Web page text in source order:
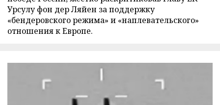
Урсулу фон дер Ляйен за поддержку
«бендеровского режима» и «наплевательского»
отношения к Европе.